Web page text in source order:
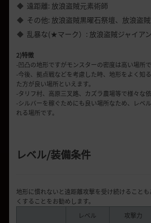
遠距離: 放浪盗賊元素術師
その他: 放浪盗賊黒曜石祭壇、放浪盗
乱暴な(★マーク）: 放浪盗賊ジャイア
2)特徴
-凹凸の地形ですがモンスターの密度は高い場所で
-今後、拠点戦などを考慮した時、地形をよく知
た方が良い場所といえます。
-タリフ村、高原三叉路、カズラ農場等で様々な
-シルバーを稼ぐためにも良い場所なため、レベ
れる場所です。
レベル/装備条件
地形に慣れないと遠距離攻撃を受け続けること
くすることをお勧めします。
レベル
攻撃力